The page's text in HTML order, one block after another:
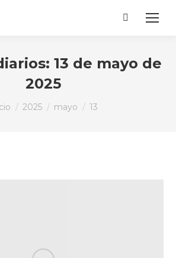
Buscar:
13 de mayo de
2025
aquí:
2025 mayo 13